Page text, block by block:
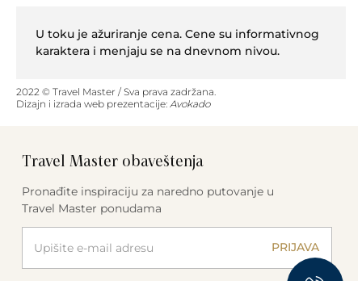
Travel Master obaveštenja
Pronađite inspiraciju za naredno putovanje u
Travel Master ponudama
PRIJAVA
U toku je ažuriranje cena. Cene su informativnog
karaktera i menjaju se na dnevnom nivou.
2022 © Travel Master / Sva prava zadržana.
Dizajn i izrada web prezentacije: Avokado